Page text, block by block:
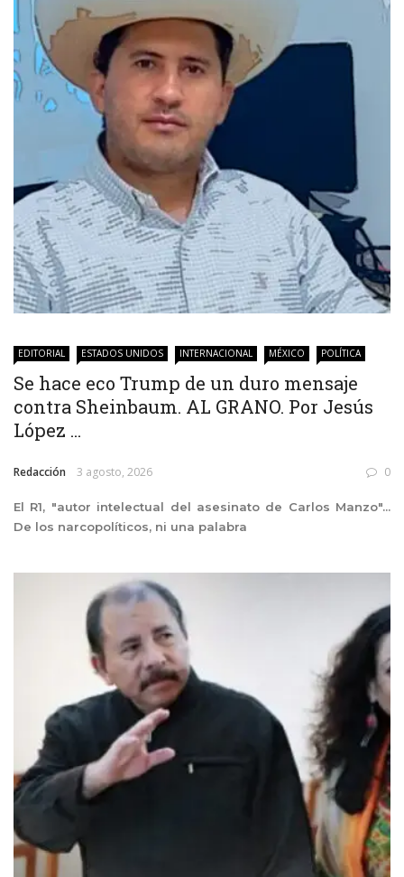
EDITORIAL ESTADOS UNIDOS INTERNACIONAL MÉXICO POLÍTICA
Se hace eco Trump de un duro mensaje
contra Sheinbaum. AL GRANO. Por Jesús
López ...
Redacción 3 agosto, 2026 0
El R1, "autor intelectual del asesinato de Carlos Manzo"...
De los narcopolíticos, ni una palabra